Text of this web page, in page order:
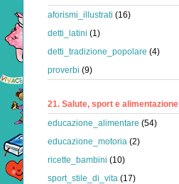
aforismi_illustrati (16)
detti_latini (1)
detti_tradizione_popolare (4)
proverbi (9)
21. Salute, sport e alimentazione
educazione_alimentare (54)
educazione_motoria (2)
ricette_bambini (10)
sport_stile_di_vita (17)